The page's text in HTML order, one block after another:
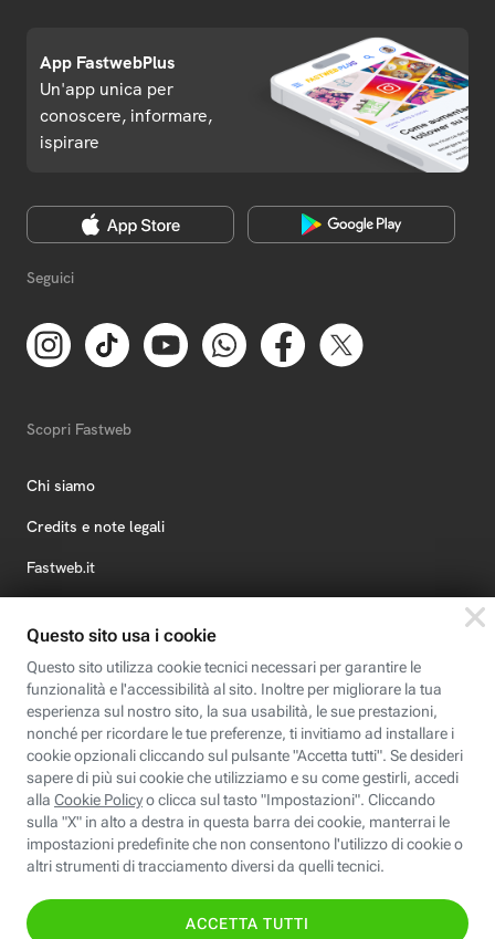
App FastwebPlus
Un'app unica per
conoscere, informare,
ispirare
Seguici
Scopri Fastweb
Chi siamo
Credits e note legali
Fastweb.it
Fastweb Digital Academy
STEP FuturAbility District
Insieme, siamo futuro
© Fastweb SpA 2026 - P.IVA 12878470157